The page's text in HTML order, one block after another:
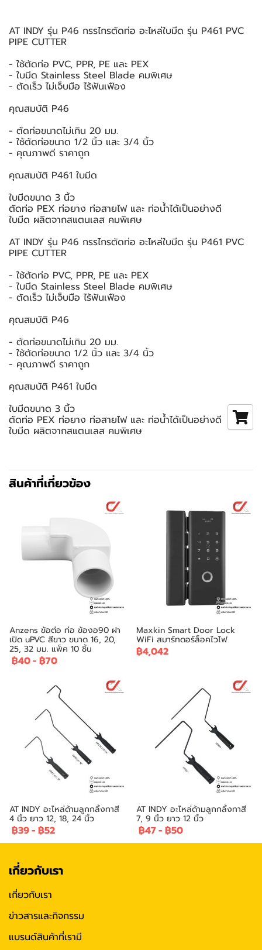
AT INDY รุ่น P46 กรรไกรตัดท่อ อะไหล่ใบมีด รุ่น P461 PVC
PIPE CUTTER
- ใช้ตัดท่อ PVC, PPR, PE และ PEX
- ใบมีด Stainless Steel Blade คมพิเศษ
- ตัดเร็ว ไม่เจ็บมือ ไร้ฟันเฟือง
คุณสมบัติ P46
- ตัดท่อขนาดไม่เกิน 20 มม.
- ใช้ตัดท่อขนาด 1/2 นิ้ว และ 3/4 นิ้ว
- คุณภาพดี ราคาถูก
คุณสมบัติ P461 ใบมีด
ใบมีดขนาด 3 นิ้ว
ตัดท่อ PEX ท่อยาง ท่อสายไฟ และ ท่อน้ำได้เป็นอย่างดี
ใบมีด ผลิตจากสแตนเลส คมพิเศษ
AT INDY รุ่น P46 กรรไกรตัดท่อ อะไหล่ใบมีด รุ่น P461 PVC
PIPE CUTTER
- ใช้ตัดท่อ PVC, PPR, PE และ PEX
- ใบมีด Stainless Steel Blade คมพิเศษ
- ตัดเร็ว ไม่เจ็บมือ ไร้ฟันเฟือง
คุณสมบัติ P46
- ตัดท่อขนาดไม่เกิน 20 มม.
- ใช้ตัดท่อขนาด 1/2 นิ้ว และ 3/4 นิ้ว
- คุณภาพดี ราคาถูก
คุณสมบัติ P461 ใบมีด
ใบมีดขนาด 3 นิ้ว
ตัดท่อ PEX ท่อยาง ท่อสายไฟ และ ท่อน้ำได้เป็นอย่างดี
ใบมีด ผลิตจากสแตนเลส คมพิเศษ
สินค้าที่เกี่ยวข้อง
Anzens ข้อต่อ ท่อ ข้องอ90 ฝา
เปิด uPVC สีขาว ขนาด 16, 20,
25, 32 มม. แพ็ค 10 ชิ้น
฿40- ฿70
Maxkin Smart Door Lock
WiFi สมาร์ทดอร์ล็อคไวไฟ
฿4,042
AT INDY อะไหล่ด้ามลูกกลิ้งทาสี
4 นิ้ว ยาว 12, 18, 24 นิ้ว
฿39- ฿52
AT INDY อะไหล่ด้ามลูกกลิ้งทาสี
7, 9 นิ้ว ยาว 12 นิ้ว
฿47- ฿50
เกี่ยวกับเรา
เกี่ยวกับเรา
ข่าวสารและกิจกรรม
แบรนด์สินค้าที่เรามี